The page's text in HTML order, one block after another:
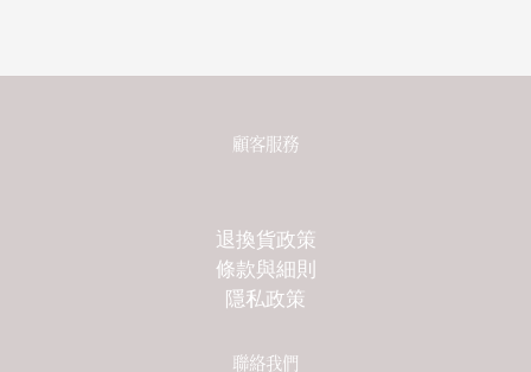
顧客服務
退換貨政策
條款與細則
隱私政策
聯絡我們